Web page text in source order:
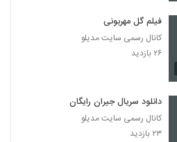
فیلم گل مهربونی
کانال رسمی سایت مدیلو
۲۶ بازدید
دانلود سریال جیران رایگان
کانال رسمی سایت مدیلو
۲۳ بازدید